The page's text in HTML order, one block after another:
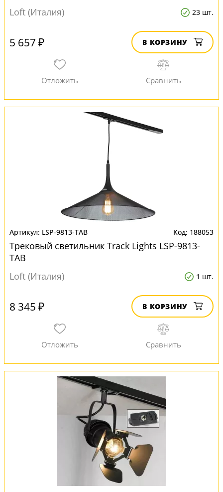
Loft (Италия)
23 шт.
5 657 ₽ В КОРЗИНУ
LSP-9813-TAB 188053
Трековый светильник Track Lights LSP-9813-
TAB
Loft (Италия)
1 шт.
8 345 ₽ В КОРЗИНУ